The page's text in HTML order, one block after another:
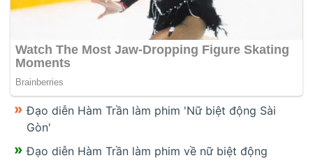
Đạo diễn Hàm Trần làm phim 'Nữ biệt động Sài
Gòn'
Đạo diễn Hàm Trần làm phim về nữ biệt động